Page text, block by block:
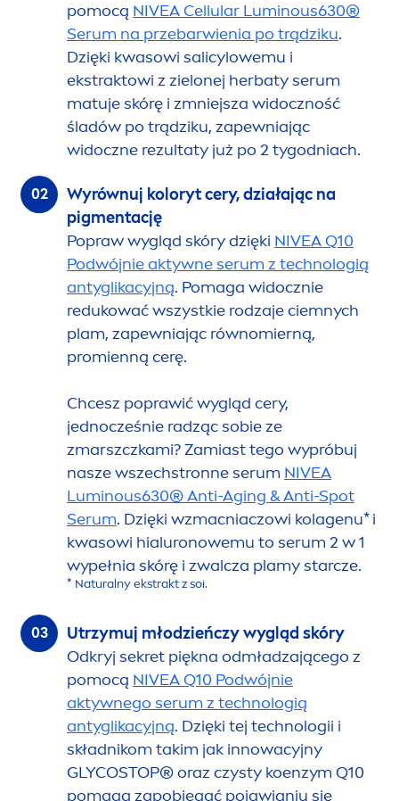
pomocą NIVEA Cellular Luminous630®
Serum na przebarwienia po trądziku.
Dzięki kwasowi salicylowemu i
ekstraktowi z zielonej herbaty serum
matuje skórę i zmniejsza widoczność
śladów po trądziku, zapewniając
widoczne rezultaty już po 2 tygodniach.
Wyrównuj koloryt cery, działając na
pigmentację
Popraw wygląd skóry dzięki NIVEAQ10
Podwójnie aktywne serum z technologią
antyglikacyjną. Pomaga widocznie
redukować wszystkie rodzaje ciemnych
plam, zapewniając równomierną,
promienną cerę.
Chcesz poprawić wygląd cery,
jednocześnie radząc sobie ze
zmarszczkami? Zamiast tego wypróbuj
nasze wszechstronne serum NIVEA
Luminous630® Anti-Aging & Anti-Spot
Serum. Dzięki wzmacniaczowi kolagenu* i
kwasowi hialuronowemu to serum 2 w 1
wypełnia skórę i zwalcza plamy starcze.
* Naturalny ekstrakt z soi.
Utrzymuj młodzieńczy wygląd skóry
Odkryj sekret piękna odmładzającego z
pomocą NIVEAQ10 Podwójnie
aktywnego serum z technologią
antyglikacyjną. Dzięki tej technologii i
składnikom takim jak innowacyjny
GLYCOSTOP® oraz czysty koenzym Q10
pomaga zapobiegać pojawianiu się